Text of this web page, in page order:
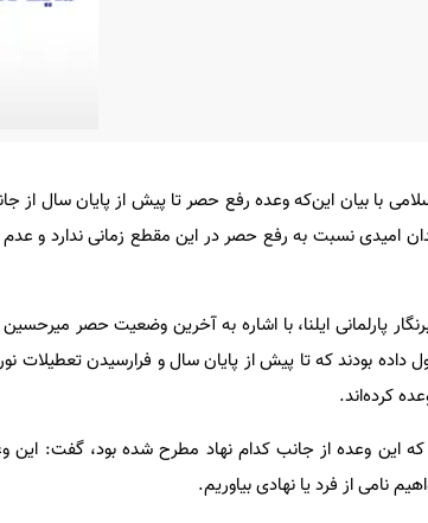
با بیان این‌که وعده رفع حصر تا پیش از پایان سال از
امیدی نسبت به رفع حصر در این مقطع زمانی ندارد و
پارلمانی ایلنا، با اشاره به آخرین وضعیت حصر
داده بودند که تا پیش از پایان سال و فرارسیدن تعطیلات
کرده‌اند.
این وعده از جانب کدام نهاد مطرح شده بود، گفت: این
نامی از فرد یا نهادی بیاوریم.